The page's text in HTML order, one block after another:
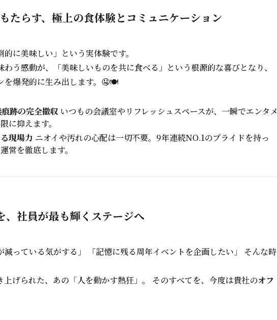
たらす、極上の食体験とコミュニケーション
に美味しい」という実体験です。
う感動が、「美味しいものを共に食べる」という根源的な喜びとなり、
を爆発的に生み出します。🤤🍽️
跡の完全撤収 いつもの会議室やリフレッシュスペースが、一瞬でエンタメ
に抑えます。
現場力 ニオイや汚れの心配は一切不要。9年連続NO.1のプライドを持っ
営を徹底します。
、社員が最も輝くステージへ
減っている気がする」 「記憶に残る周年イベントを企画したい」 そんな時
げられた、あの「人を動かす熱狂」。 そのすべてを、今度は貴社のオフ